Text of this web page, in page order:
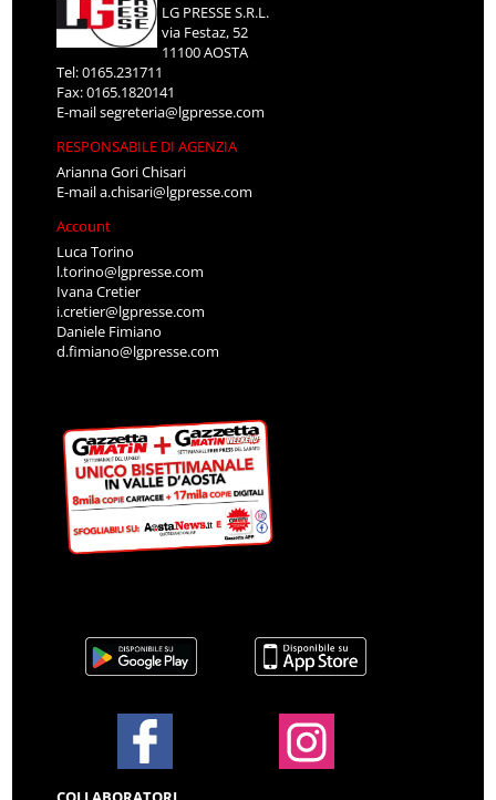
LG PRESSE S.R.L.
via Festaz, 52
11100 AOSTA
Tel: 0165.231711
Fax: 0165.1820141
E-mailsegreteria@lgpresse.com
RESPONSABILE DI AGENZIA
Arianna Gori Chisari
E-maila.chisari@lgpresse.com
Account
Luca Torino
l.torino@lgpresse.com
Ivana Cretier
i.cretier@lgpresse.com
Daniele Fimiano
d.fimiano@lgpresse.com